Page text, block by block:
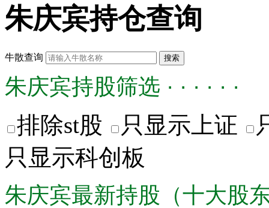
朱庆宾持仓查询
牛散查询
朱庆宾持股筛选 · · · · · ·
排除st股 只显示上证
只显示科创板
朱庆宾最新持股（十大股东